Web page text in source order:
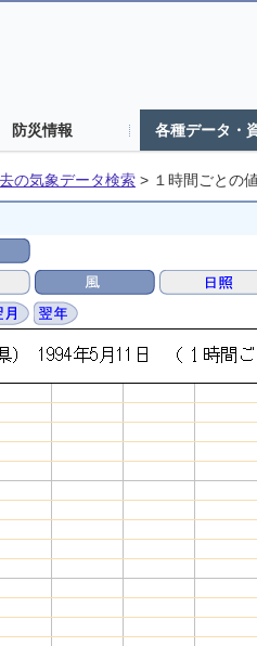
防災情報 各種データ・
の気象データ検索 > １時間ごとの